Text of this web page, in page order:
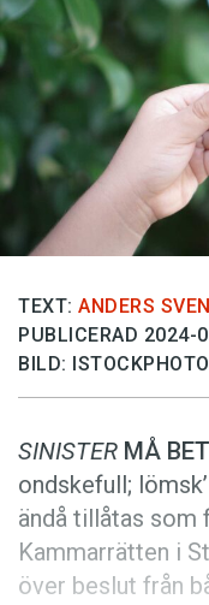
Podden
Anmäl till
Föreslå nyord
Annonsera
Prenumerera
Läs
Press
TEXT: ANDERS
PUBLICERAD 2024-
BILD: ISTOCKPHOTO
SINISTER MÅ
ondskefull;
ändå tillåtas som
Kammarrätten i
över beslut från